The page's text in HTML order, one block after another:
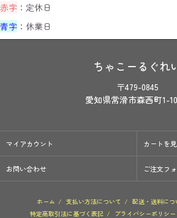
赤字 ：定休日
青字 ：休業日
ちゃこーるぐれ
〒479-0845
愛知県常滑市森西町1-
マイアカウント カートを
お問い合わせ ご注文フ
ホーム / 支払い方法について / 配送・送料につ
特定商取引法に基づく表記 / プライバシーポリシー